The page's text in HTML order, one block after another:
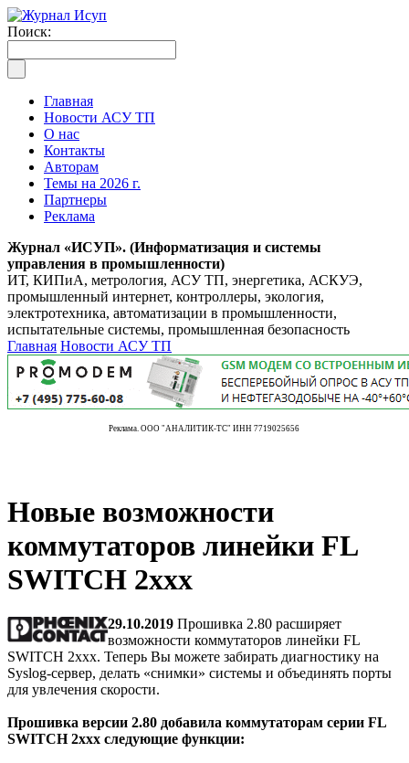
Поиск:
Главная
Новости АСУ ТП
О нас
Контакты
Авторам
Темы на 2026 г.
Партнеры
Реклама
Журнал «ИСУП». (Информатизация и системы
управления в промышленности)
ИТ, КИПиА, метрология, АСУ ТП, энергетика, АСКУЭ,
промышленный интернет, контроллеры, экология,
электротехника, автоматизации в промышленности,
испытательные системы, промышленная безопасность
Главная Новости АСУ ТП
Реклама. ООО "АНАЛИТИК-ТС" ИНН 7719025656
Новые возможности
коммутаторов линейки FL
SWITCH 2xxx
29.10.2019 Прошивка 2.80 расширяет
возможности коммутаторов линейки FL
SWITCH 2xxx. Теперь Вы можете забирать диагностику на
Syslog-сервер, делать «снимки» системы и объединять порты
для увлечения скорости.
Прошивка версии 2.80 добавила коммутаторам серии FL
SWITCH 2xxx следующие функции: